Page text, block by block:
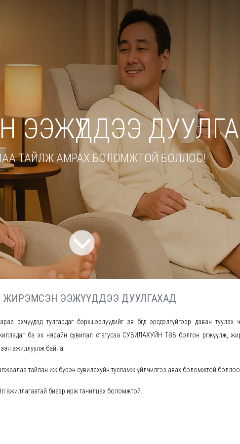
ЭЭЖҮҮДДЭЭ
ТАЙЛЖ АМРАХ БОЛОМЖТОЙ БОЛЛОО!
ЖИРЭМСЭН ЭЭЖҮҮДДЭЭ ДУУЛГАХАД
эхчүүдэд тулгардаг бэрхшээлүүдийг зөв бөгөөд эрсдэлгүйгээр даван туулах
ба эх нярайн сувилал статусаа СУВИЛАХУЙН ТӨВ болгон өргөжүүлж,
ажиллуулж байна.
тайлан иж бүрэн сувилахуйн тусламж үйлчилгээ авах боломжтой боллоо.
ажиллагаатай биеэр ирж танилцах боломжтой.